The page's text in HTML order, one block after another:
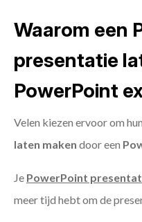
Waarom een
presentatie
PowerPoint
Velen kiezen ervoor om hun
laten maken door een
Je PowerPoint
meer tijd hebt om de